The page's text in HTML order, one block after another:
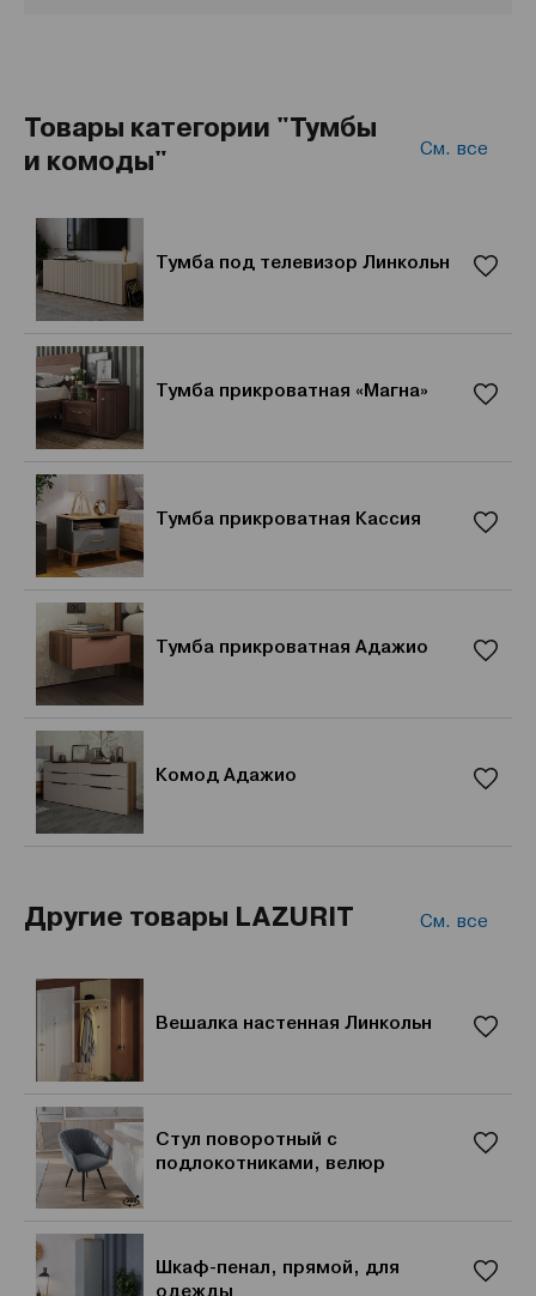
Товары категории "Тумбы
и комоды"
См. все
Тумба под телевизор Линкольн
Тумба прикроватная «Магна»
Тумба прикроватная Кассия
Тумба прикроватная Адажио
Комод Адажио
Другие товары LAZURIT См. все
Вешалка настенная Линкольн
Стул поворотный с
подлокотниками, велюр
Шкаф-пенал, прямой, для
одежды